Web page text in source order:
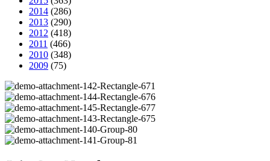
2014 (286)
2013 (290)
2012 (418)
2011 (466)
2010 (348)
2009 (75)